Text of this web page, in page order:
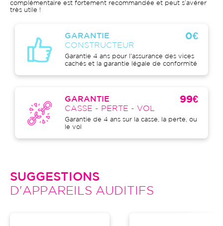
complémentaire est fortement recommandée et peut s’avérer
très utile !
GARANTIE
CONSTRUCTEUR
0€
Garantie 4 ans pour l'assurance des vices
cachés et la garantie légale de conformité
GARANTIE
CASSE - PERTE - VOL
99€
Garantie de 4 ans sur la casse, la perte, ou
le vol
SUGGESTIONS
D'APPAREILS AUDITIFS